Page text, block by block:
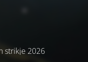
strikje 2026